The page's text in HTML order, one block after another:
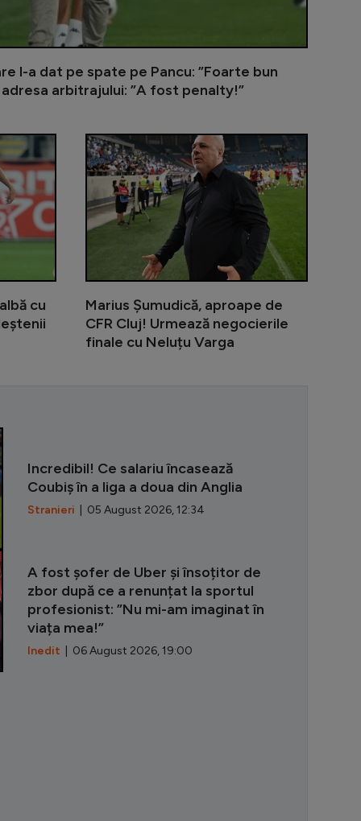
l-a dat pe spate pe Pancu: ”Foarte bun
arbitrajului: ”A fost penalty!”
în UTA - Rapid și ar putea lipsi 6 luni!
Surpriză: Ștefan Baiaram, propus la o echipă din
cu
UTA -
Marius Șumudică, aproape de
CFR Cluj! Urmează negocierile
finale cu Neluțu Varga
Incredibil! Ce salariu încasează
Coubiș în a liga a doua din Anglia
Stranieri | 05 August 2026, 12:34
A fost șofer de Uber și însoțitor de
zbor după ce a renunțat la sportul
profesionist: ”Nu mi-am imaginat în
viața mea!”
Inedit | 06 August 2026, 19:00